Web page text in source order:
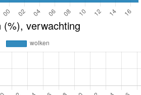
(%), verwachting